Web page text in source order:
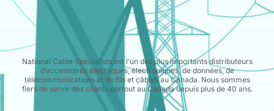
National Cable Specialists est l’un des plus importants distributeurs
d’accessoires électriques, électroniques, de données, de
télécommunications et de fils et câbles au Canada. Nous sommes
fiers de servir des clients partout au Canada depuis plus de 40 ans.